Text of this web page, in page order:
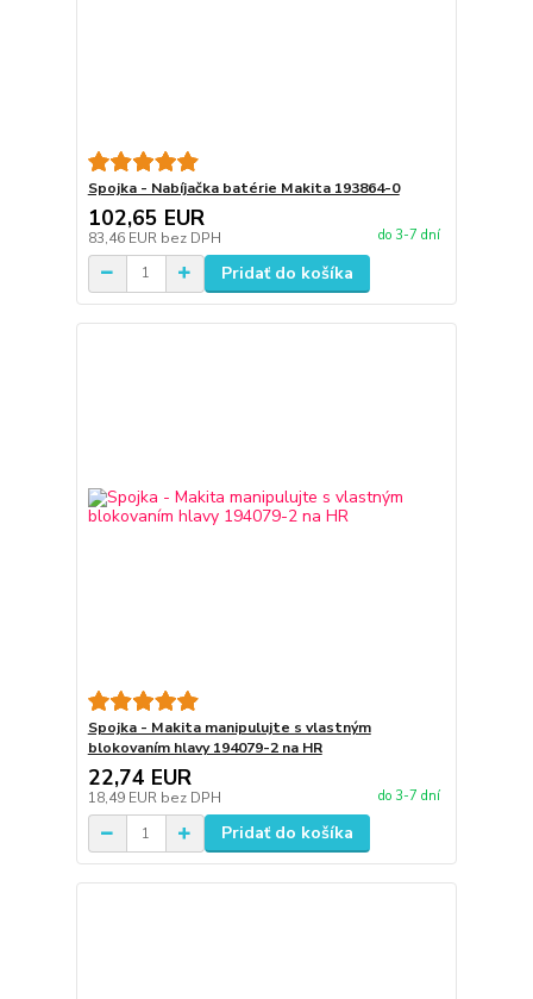
Spojka - Nabíjačka batérie Makita 193864-0
102,65 EUR
83,46 EUR bez DPH do 3-7 dní
Pridať do košíka
Spojka - Makita manipulujte s vlastným
blokovaním hlavy 194079-2 na HR
22,74 EUR
18,49 EUR bez DPH do 3-7 dní
Pridať do košíka